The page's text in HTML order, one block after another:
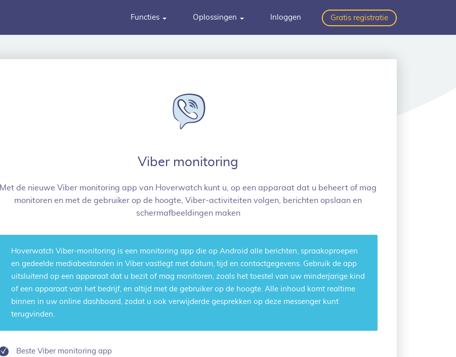
Functies Oplossingen Inloggen Gratis registratie
Viber monitoring
Met de nieuwe Viber monitoring app van Hoverwatch kunt u, op een apparaat dat u beheert of mag
monitoren en met de gebruiker op de hoogte, Viber-activiteiten volgen, berichten opslaan en
schermafbeeldingen maken
Hoverwatch Viber-monitoring is een monitoring app die op Android alle berichten, spraakoproepen
en gedeelde mediabestanden in Viber vastlegt met datum, tijd en contactgegevens. Gebruik de app
uitsluitend op een apparaat dat u bezit of mag monitoren, zoals het toestel van uw minderjarige kind
of een apparaat van het bedrijf, en altijd met de gebruiker op de hoogte. Alle inhoud komt realtime
binnen in uw online dashboard, zodat u ook verwijderde gesprekken op deze messenger kunt
terugvinden.
Beste Viber monitoring app